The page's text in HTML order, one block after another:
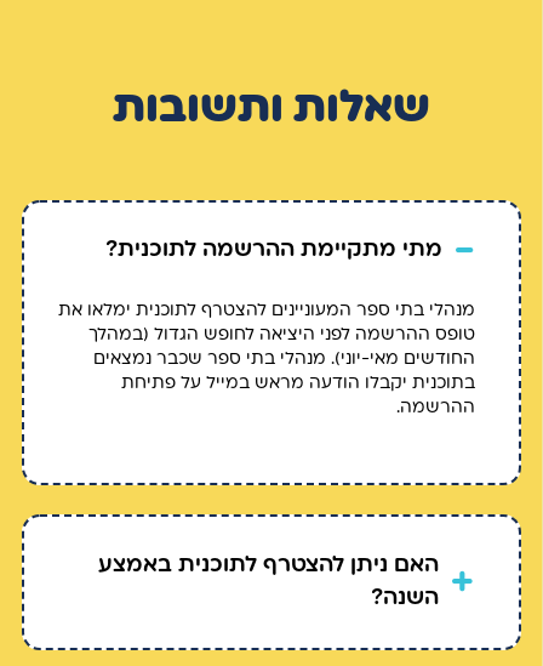
שאלות ותשובות
- מתי מתקיימת ההרשמה לתוכנית?
מנהלי בתי ספר המעוניינים להצטרף לתוכנית ימלאו את
טופס ההרשמה לפני היציאה לחופש הגדול (במהלך
החודשים מאי-יוני). מנהלי בתי ספר שכבר נמצאים
בתוכנית יקבלו הודעה מראש במייל על פתיחת
ההרשמה.
+
האם ניתן להצטרף לתוכנית באמצע
השנה?